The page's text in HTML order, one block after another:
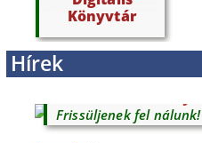
Könyvtár
Hírek
Frissüljenek fel nálunk!